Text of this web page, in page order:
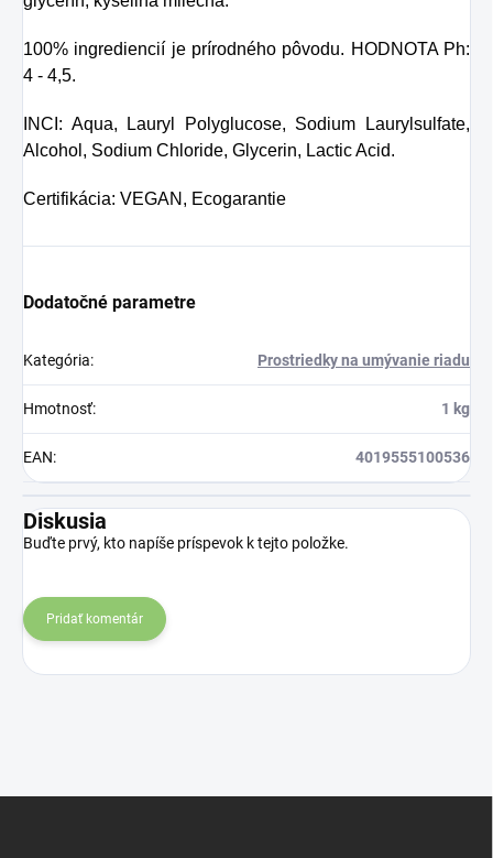
100% ingrediencií je prírodného pôvodu. HODNOTA Ph:
4 - 4,5.
INCI: Aqua, Lauryl Polyglucose, Sodium Laurylsulfate,
Alcohol, Sodium Chloride, Glycerin, Lactic Acid.
Certifikácia: VEGAN, Ecogarantie
Dodatočné parametre
Kategória: Prostriedky na umývanie riadu
Hmotnosť: 1 kg
EAN: 4019555100536
Diskusia
Buďte prvý, kto napíše príspevok k tejto položke.
Pridať komentár